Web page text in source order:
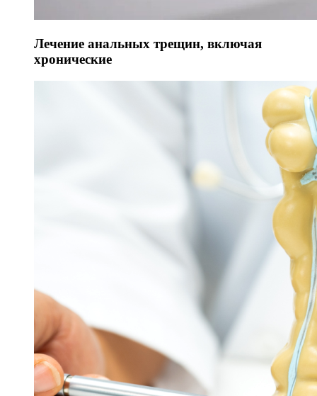
Лечение анальных трещин, включая
хронические